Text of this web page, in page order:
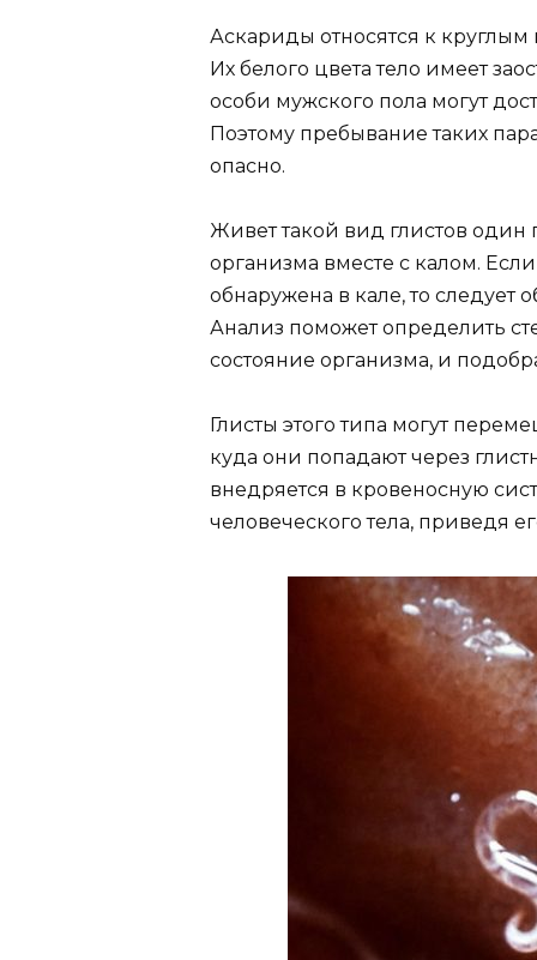
Аскариды относятся к
Их белого цвета тело имеет
особи мужского пола могут
Поэтому пребывание таких
опасно.
Живет такой вид глистов один
организма вместе с калом.
обнаружена в кале, то следует
Анализ поможет определить
состояние организма, и
Глисты этого типа могут
куда они попадают через
внедряется в кровеносную
человеческого тела, приведя